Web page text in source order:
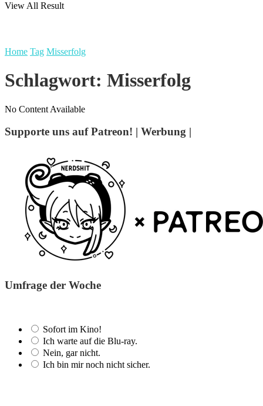
View All Result
Home Tag Misserfolg
Schlagwort: Misserfolg
No Content Available
Supporte uns auf Patreon! | Werbung |
Umfrage der Woche
Sofort im Kino!
Ich warte auf die Blu-ray.
Nein, gar nicht.
Ich bin mir noch nicht sicher.